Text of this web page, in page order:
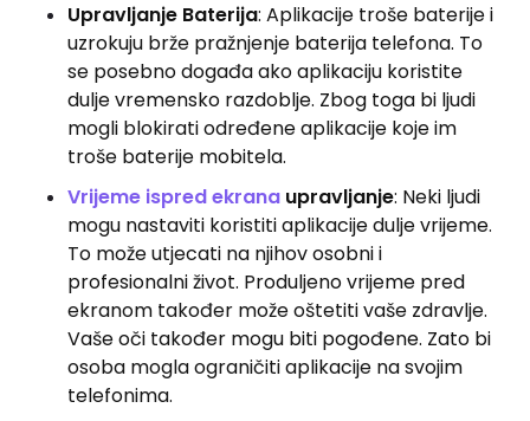
Upravljanje Baterija: Aplikacije troše baterije i
uzrokuju brže pražnjenje baterija telefona. To
se posebno događa ako aplikaciju koristite
dulje vremensko razdoblje. Zbog toga bi ljudi
mogli blokirati određene aplikacije koje im
troše baterije mobitela.
Vrijeme ispred ekrana upravljanje: Neki ljudi
mogu nastaviti koristiti aplikacije dulje vrijeme.
To može utjecati na njihov osobni i
profesionalni život. Produljeno vrijeme pred
ekranom također može oštetiti vaše zdravlje.
Vaše oči također mogu biti pogođene. Zato bi
osoba mogla ograničiti aplikacije na svojim
telefonima.